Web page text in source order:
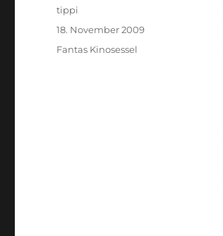
Autor
tippi
Veröffentlicht
18. November 2009
Kategorien
Fantas Kinosessel